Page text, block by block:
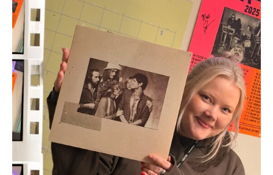
gemensam känsla: det här är inte en vanlig kväll. Att
Kristianstad blev sista stoppet på Lucca Maes första
Sverigeturné gav konserten ytterligare tyngd. Som ett
utropstecken, inte en punkt. Redan när bandet klev av
tåget anades det. När jag och Jörgen från Kompakt Disk
mötte upp dem fanns ett lugn – men också den där
fokuserade förväntan som ofta föregår något man
faktiskt kommer minnas. Och ibland lever de där
kvällarna vidare på oväntade sätt. Några veckor senare
går jag genom stan, helt utan konsert i sikte, när jag
passerar en kille runt 18 år. Hörlurar på. Bestämd gång.
På tröjan: Lucca Mae. Jag blev orimligt glad.